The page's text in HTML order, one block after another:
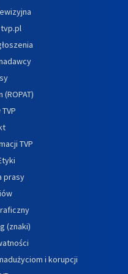
TVP
prasy
(znaki)
i korupcji